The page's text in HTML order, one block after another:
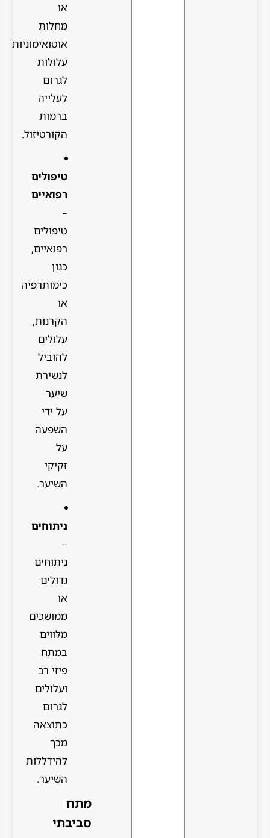
או
מחלות
אוטואימוניות
עלולות
לגרום
לעלייה
ברמות
הקורטיזול.
טיפולים
רפואיים
–
טיפולים
רפואיים,
כגון
כימותרפיה
או
הקרנות,
עלולים
להוביל
לנשירת
שיער
על ידי
השפעה
על
זקיקי
השיער.
ניתוחים
–
ניתוחים
גדולים
או
ממושכים
מלווים
במתח
פיזי רב
ועלולים
לגרום
כתוצאה
מכך
להידללות
השיער.
מתח
סביבתי